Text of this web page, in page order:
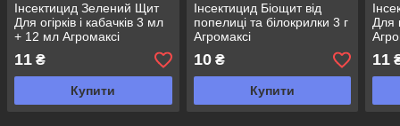
Інсектицид Зелений Щит
Для огірків і кабачків 3 мл
+ 12 мл Агромаксі
11 ₴
Купити
Інсектицид Біощит від
попелиці та білокрилки 3 г
Агромаксі
10₴
Купити
Для
11